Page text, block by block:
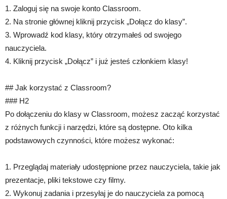
1. Zaloguj się na swoje konto Classroom.
2. Na stronie głównej kliknij przycisk „Dołącz do klasy”.
3. Wprowadź kod klasy, który otrzymałeś od swojego
nauczyciela.
4. Kliknij przycisk „Dołącz” i już jesteś członkiem klasy!
## Jak korzystać z Classroom?
### H2
Po dołączeniu do klasy w Classroom, możesz zacząć korzystać
z różnych funkcji i narzędzi, które są dostępne. Oto kilka
podstawowych czynności, które możesz wykonać:
1. Przeglądaj materiały udostępnione przez nauczyciela, takie jak
prezentacje, pliki tekstowe czy filmy.
2. Wykonuj zadania i przesyłaj je do nauczyciela za pomocą